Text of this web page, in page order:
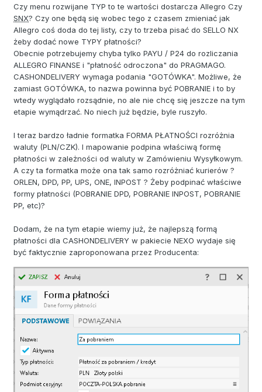
Czy menu rozwijane TYP to te wartości dostarcza Allegro Czy
SNX? Czy one będą się wobec tego z czasem zmieniać jak
Allegro coś doda do tej listy, czy to trzeba pisać do SELLO NX
żeby dodać nowe TYPY płatności?
Obecnie potrzebujemy chyba tylko PAYU / P24 do rozliczania
ALLEGRO FINANSE i "płatność odroczona" do PRAGMAGO.
CASHONDELIVERY wymaga podania "GOTÓWKA". Możliwe, że
zamiast GOTÓWKA, to nazwa powinna być POBRANIE i to by
wtedy wyglądało rozsądnie, no ale nie chcę się jeszcze na tym
etapie wymądrzać. No niech już będzie, byle ruszyło.
I teraz bardzo ładnie formatka FORMA PŁATNOŚCI rozróżnia
waluty (PLN/CZK). I mapowanie podpina właściwą formę
płatności w zależności od waluty w Zamówieniu Wysyłkowym.
A czy ta formatka może ona tak samo rozróżniać kurierów ?
ORLEN, DPD, PP, UPS, ONE, INPOST ? Żeby podpinać właściwe
formy płatności (POBRANIE DPD, POBRANIE INPOST, POBRANIE
PP, etc)?
Dodam, że na tym etapie wiemy już, że najlepszą formą
płatności dla CASHONDELIVERY w pakiecie NEXO wydaje się
być faktycznie zaproponowana przez Producenta: